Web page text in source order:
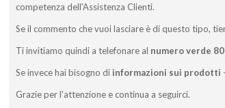
competenza dell'Assistenza Clienti.
Se il commento che vuoi lasciare è di questo tipo,
Ti invitiamo quindi a telefonare al numero verde
Se invece hai bisogno di informazioni sui prodotti
Grazie per l'attenzione e continua a seguirci.